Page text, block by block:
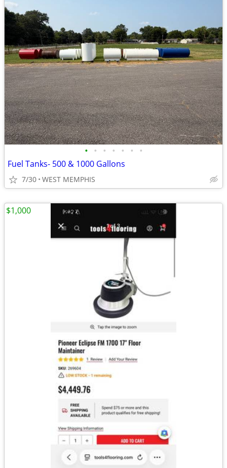
• • • • • • •
Fuel Tanks- 500 & 1000 Gallons
7/30 WEST MEMPHIS
$1,000